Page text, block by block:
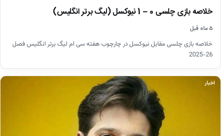
خلاصه بازی چلسی 0 – 1 نیوکسل (لیگ برتر انگلیس)
۵ ماه قبل
خلاصه بازی چلسی مقابل نیوکسل در چارچوب هفته سی ام لیگ برتر انگلیس فصل
26-2025
اخبار